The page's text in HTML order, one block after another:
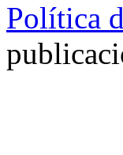
Política